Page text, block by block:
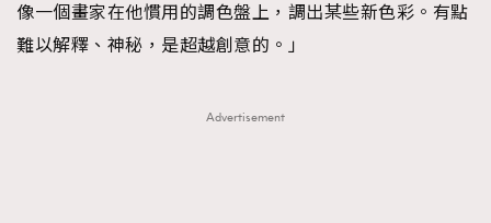
像一個畫家在他慣用的調色盤上，調出某些新色彩。有點
難以解釋、神秘，是超越創意的。」
Advertisement